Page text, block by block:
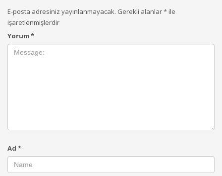
E-posta adresiniz yayınlanmayacak. Gerekli alanlar*ile
işaretlenmişlerdir
Yorum *
Ad *